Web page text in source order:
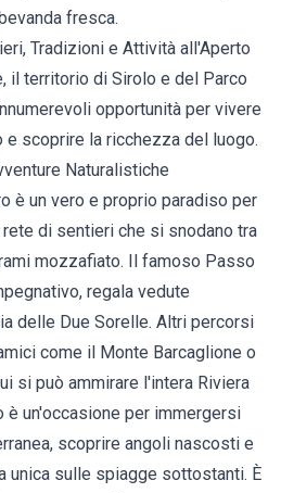
fresca.
Tradizioni e Attività all'Aperto
il territorio di Sirolo e del Parco
opportunità per vivere
e scoprire la ricchezza del luogo.
Naturalistiche
è un vero e proprio paradiso per
di sentieri che si snodano tra
mozzafiato. Il famoso Passo
regala vedute
delle Due Sorelle. Altri percorsi
come il Monte Barcaglione o
si può ammirare l'intera Riviera
è un'occasione per immergersi
scoprire angoli nascosti e
unica sulle spiagge sottostanti. È